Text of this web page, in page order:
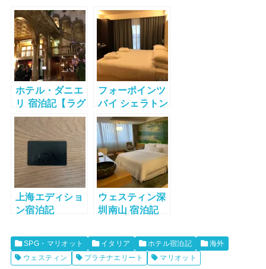
ホテル・ダニエ
リ 宿泊記【ラグ
ジュアリー ラグ
ーンビュールー
ム】
フォーポインツ
バイ シェラトン
ヴェニス メスト
レ スイートルー
ム 宿泊記
上海エディショ
ン宿泊記
ウェスティン深
圳南山 宿泊記
ート】
SPG・マリオット イタリア ホテル宿泊記
海外
ウェスティン
プラチナエリート マリオット